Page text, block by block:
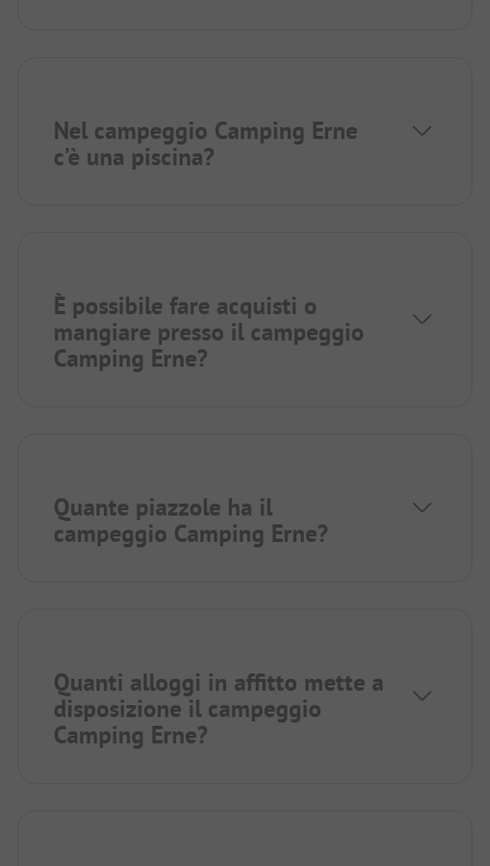
Nel campeggio Camping Erne
c’è una piscina?
È possibile fare acquisti o
mangiare presso il campeggio
Camping Erne?
Quante piazzole ha il
campeggio Camping Erne?
Quanti alloggi in affitto mette a
disposizione il campeggio
Camping Erne?